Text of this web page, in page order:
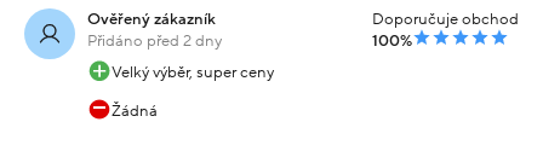
Ověřený zákazník
Přidáno před 2 dny
Doporučuje obchod
100%
Velký výběr, super ceny
Žádná